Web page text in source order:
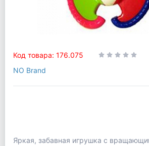
Код товара: 176.075
NO Brand
Яркая, забавная игрушка с